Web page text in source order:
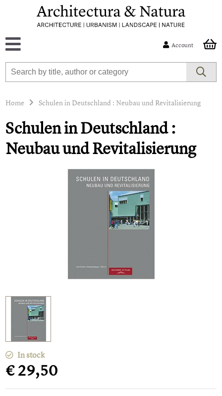
Account
Home Schulen in Deutschland : Neubau und Revitalisierung
Schulen in Deutschland :
Neubau und Revitalisierung
In stock
€ 29,50